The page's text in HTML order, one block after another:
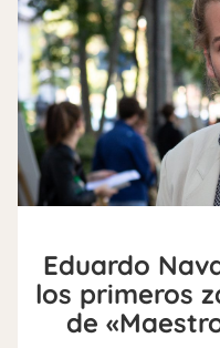
Eduardo
los primeros
de